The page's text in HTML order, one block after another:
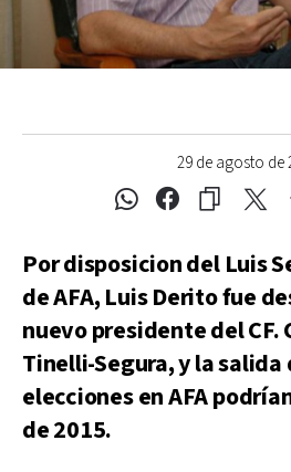
29 de agosto de
Por disposicion del Luis
de AFA, Luis Derito fue
nuevo presidente del CF.
Tinelli-Segura, y la salida
elecciones en AFA
de 2015.